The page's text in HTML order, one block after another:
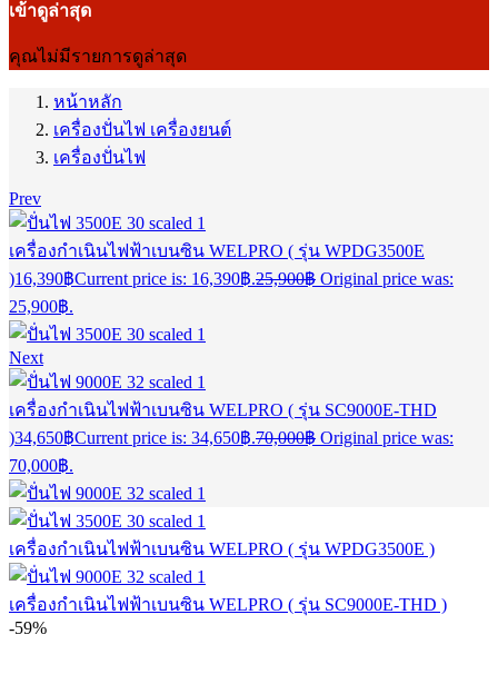
เข้าดูล่าสุด
คุณไม่มีรายการดูล่าสุด
หน้าหลัก
เครื่องปั่นไฟ เครื่องยนต์
เครื่องปั่นไฟ
Prev
เครื่องกำเนินไฟฟ้าเบนซิน WELPRO ( รุ่น WPDG3500E
)16,390฿Current price is: 16,390฿.25,900฿ Original price was:
25,900฿.
Next
เครื่องกำเนินไฟฟ้าเบนซิน WELPRO ( รุ่น SC9000E-THD
)34,650฿Current price is: 34,650฿.70,000฿ Original price was:
70,000฿.
เครื่องกำเนินไฟฟ้าเบนซิน WELPRO ( รุ่น WPDG3500E )
เครื่องกำเนินไฟฟ้าเบนซิน WELPRO ( รุ่น SC9000E-THD )
-59%